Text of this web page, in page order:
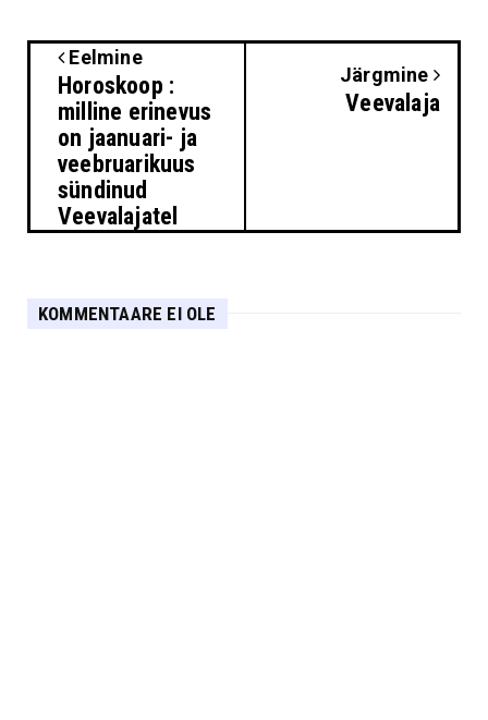
Eelmine
Horoskoop :
milline erinevus
on jaanuari- ja
veebruarikuus
sündinud
Veevalajatel
Järgmine
Veevalaja
KOMMENTAARE EI OLE